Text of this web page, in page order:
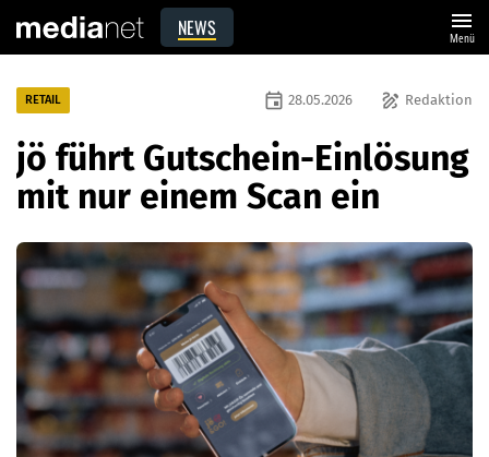
NEWS menu
Menü
RETAIL draw Redaktion
event 28.05.2026
jö führt Gutschein-Einlösung
mit nur einem Scan ein